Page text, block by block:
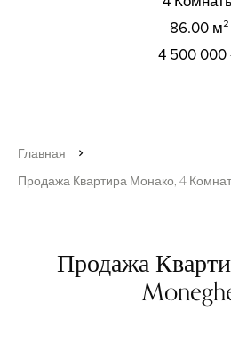
86.00м²
4 500 000
Главная
Продажа Квартира Монако, 4
Продажа